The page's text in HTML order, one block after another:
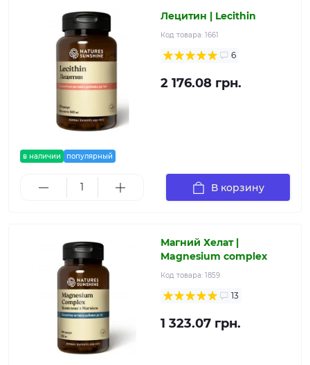
в наличии популярный
Лецитин | Lecithin
Код товара: 1661
6
2 176.08 грн.
В корзину
Магний Хелат |
Magnesium complex
Код товара: 1859
13
1 323.07 грн.